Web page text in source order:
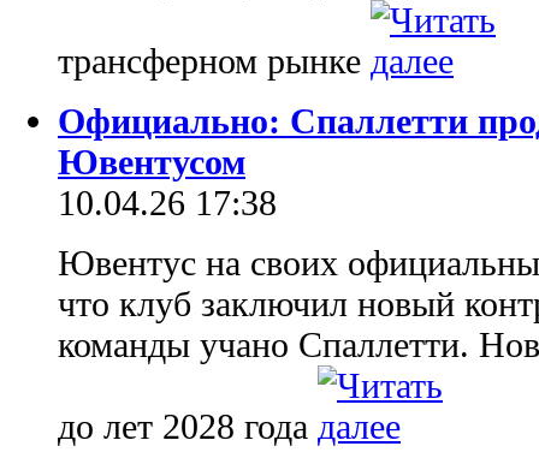
трансферном рынке
Официально: Спаллетти
Ювентусом
10.04.26 17:38
Ювентус на своих
что клуб заключил новый
команды учано Спаллетти.
до лет 2028 года